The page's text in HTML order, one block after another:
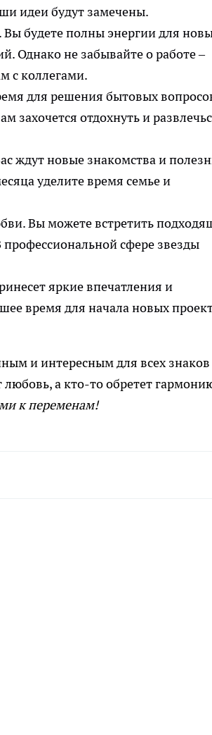
идеи будут замечены.
будете полны энергии для
Однако не забывайте о работе –
с коллегами.
для решения бытовых
захочется отдохнуть и
ждут новые знакомства и
уделите время семье и
Вы можете встретить
сфере звезды
яркие впечатления и
время для начала новых
и интересным для всех знаков
любовь, а кто-то обретет
к переменам!